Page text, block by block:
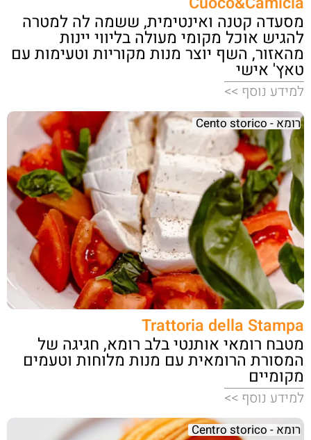
מסעדה קטנה ואינטימית, ששמה לה למטרה
להגיש אוכל מקומי מעולה בליווי יינות
מהאזור, השף יוצר מנות מקוריות וטעימות עם
טאץ' אישי
למידע נוסף >>
רומא - Cento storico
Trattoria della Stampa
מטבח רומאי אותנטי בלב רומא, חגיגה של
המסורת הרומאית עם מנות מלוחות וטעמים
מקומיים
למידע נוסף >>
רומא - Centro storico